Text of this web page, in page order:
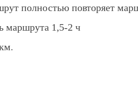
полностью повторяет
маршрута 1,5-2 ч